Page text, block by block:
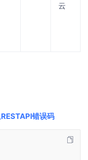
云
错误码